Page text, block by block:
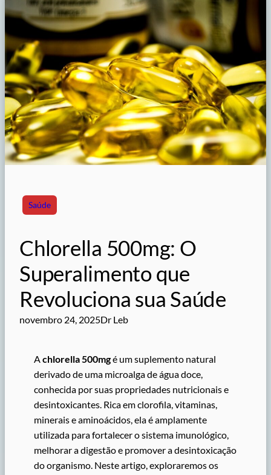
Saúde
Chlorella 500mg: O
Superalimento que
Revoluciona sua Saúde
novembro 24, 2025Dr Leb
Achlorella 500mgé um suplemento natural
derivado de uma microalga de água doce,
conhecida por suas propriedades nutricionais e
desintoxicantes. Rica em clorofila, vitaminas,
minerais e aminoácidos, ela é amplamente
utilizada para fortalecer o sistema imunológico,
melhorar a digestão e promover a desintoxicação
do organismo. Neste artigo, exploraremos os